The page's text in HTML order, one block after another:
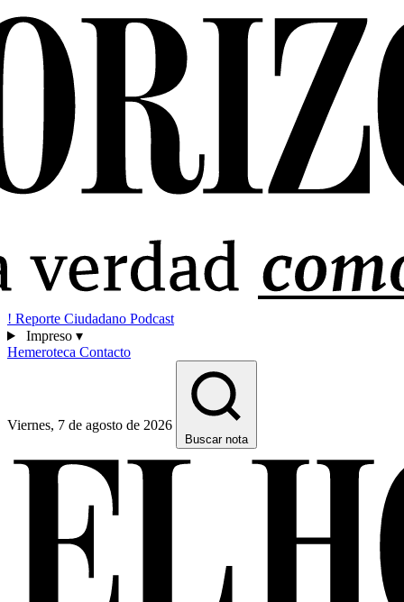
! Reporte Ciudadano Podcast
Impreso ▾
Hemeroteca Contacto
Viernes, 7 de agosto de 2026
Buscar nota